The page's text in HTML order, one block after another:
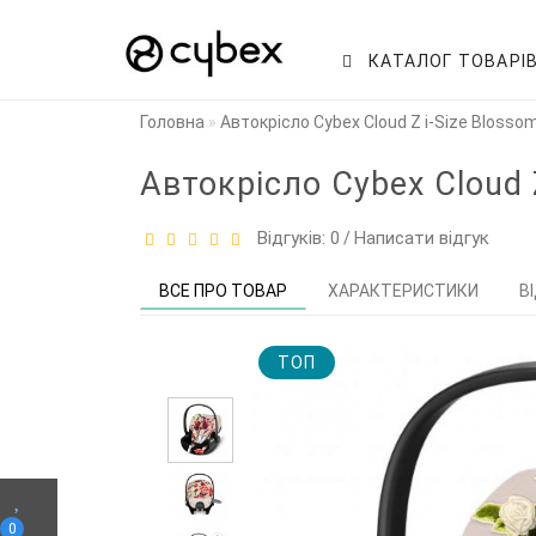
0
КАТАЛОГ
Головна Автокрісло Cybex Cloud Z i-Size
Автокрісло Cybex
Відгуків: 0 /Написати відгук
ВСЕ ПРО ТОВАР ХАРАКТЕРИСТИКИ
TOП